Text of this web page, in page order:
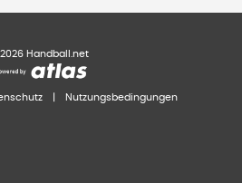
2026 Handball.net
Nutzungsbedingungen